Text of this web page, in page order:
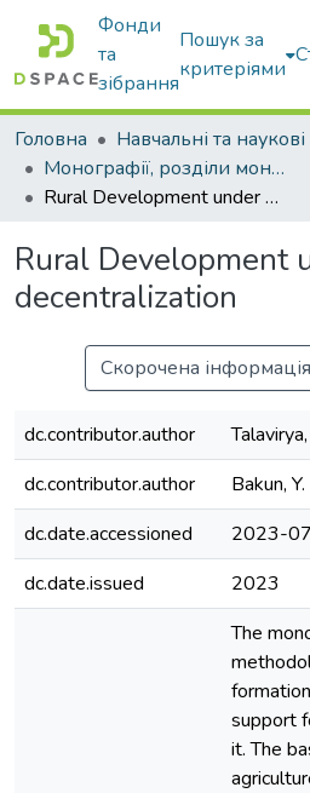
Фонди
та
зібрання
Пошук за
критеріями
Головна
Монографії, розділи монографій, доповіді
Rural Development under decentralization
Rural Development
decentralization
Скорочена
dc.contributor.author
dc.contributor.author
Bakun, Y.
dc.date.accessioned
2023-
dc.date.issued
2023
The
support
it. The